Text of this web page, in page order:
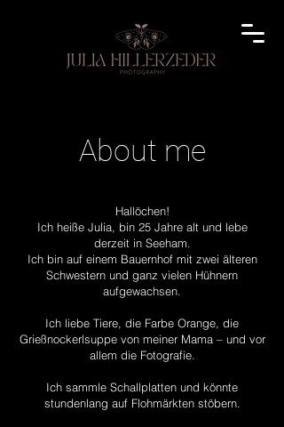
About me
Hallöchen!
Ich heiße Julia, bin 25 Jahre alt und lebe
derzeit in Seeham.
Ich bin auf einem Bauernhof mit zwei älteren
Schwestern und ganz vielen Hühnern
aufgewachsen.
Ich liebe Tiere, die Farbe Orange, die
Grießnockerlsuppe von meiner Mama – und vor
allem die Fotografie.
Ich sammle Schallplatten und könnte
stundenlang auf Flohmärkten stöbern.